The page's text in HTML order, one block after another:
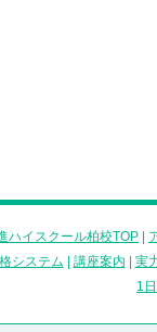
ハイスクール柏校TOP
システム
講座案内 実
1